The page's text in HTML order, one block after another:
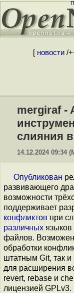
[ новости/
mergiraf -
слияния
14.12.2024 09:34
Опубликован
развивающего
возможности
поддерживает
конфликтов при
различных
файлов. Возможен
обработки
штатным Git, так и
для расширения
revert, rebase и
лицензией